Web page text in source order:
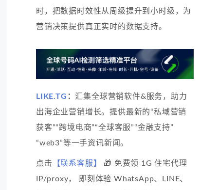
时，把数据时效性从周级提升到小时级，为
营销决策提供真正实时的数据支持。
LIKE.TG ： 汇集全球营销软件&服务，助力
出海企业营销增长。提供最新的“私域营销
获客”“跨境电商”“全球客服”“金融支持”
“web3”等一手资讯新闻。
点击 【联系客服】
🎁 免费领 1G 住宅代理
IP/proxy， 即刻体验 WhatsApp、LINE、